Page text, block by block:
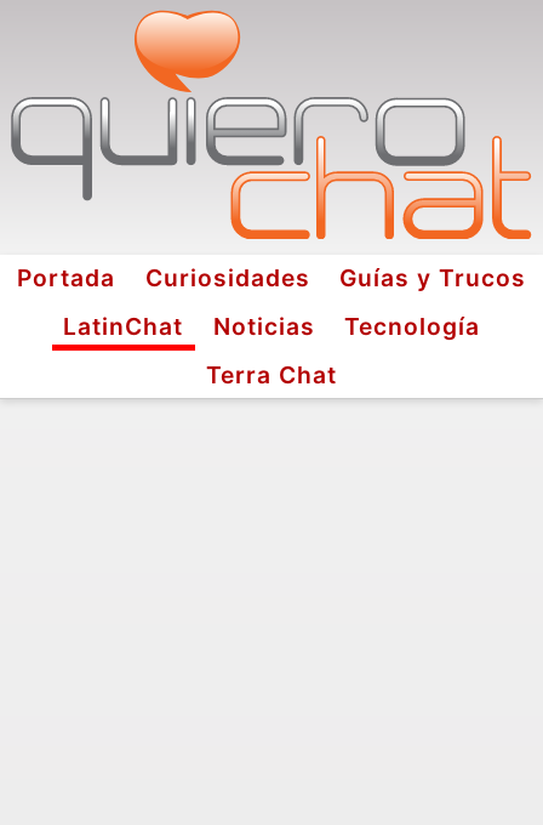
Portada Curiosidades
Guías y Trucos
LatinChat
Noticias
Tecnología
Terra Chat